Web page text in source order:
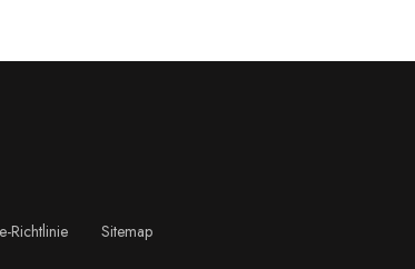
Richtlinie Sitemap